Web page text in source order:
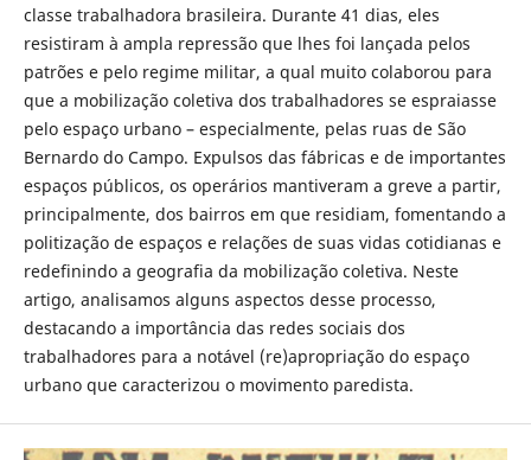
classe trabalhadora brasileira. Durante 41 dias, eles
resistiram à ampla repressão que lhes foi lançada pelos
patrões e pelo regime militar, a qual muito colaborou para
que a mobilização coletiva dos trabalhadores se espraiasse
pelo espaço urbano – especialmente, pelas ruas de São
Bernardo do Campo. Expulsos das fábricas e de importantes
espaços públicos, os operários mantiveram a greve a partir,
principalmente, dos bairros em que residiam, fomentando a
politização de espaços e relações de suas vidas cotidianas e
redefinindo a geografia da mobilização coletiva. Neste
artigo, analisamos alguns aspectos desse processo,
destacando a importância das redes sociais dos
trabalhadores para a notável (re)apropriação do espaço
urbano que caracterizou o movimento paredista.